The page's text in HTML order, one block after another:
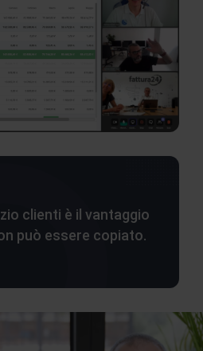
clienti è il vantaggio
può essere copiato.